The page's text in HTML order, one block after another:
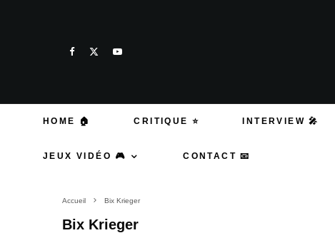
HOME 🏠 CRITIQUE ⭐ INTERVIEW 🎤
JEUX VIDÉO 🎮 CONTACT 📧
Accueil Bix Krieger
Bix Krieger